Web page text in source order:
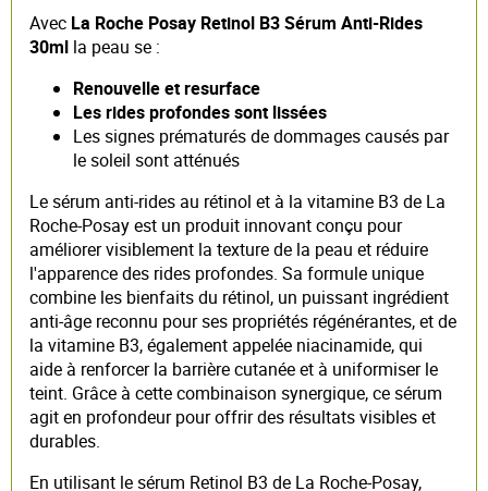
Avec La Roche Posay Retinol B3 Sérum Anti-Rides
30ml la peau se :
Renouvelle et resurface
Les rides profondes sont lissées
Les signes prématurés de dommages causés par
le soleil sont atténués
Le sérum anti-rides au rétinol et à la vitamine B3 de La
Roche-Posay est un produit innovant conçu pour
améliorer visiblement la texture de la peau et réduire
l'apparence des rides profondes. Sa formule unique
combine les bienfaits du rétinol, un puissant ingrédient
anti-âge reconnu pour ses propriétés régénérantes, et de
la vitamine B3, également appelée niacinamide, qui
aide à renforcer la barrière cutanée et à uniformiser le
teint. Grâce à cette combinaison synergique, ce sérum
agit en profondeur pour offrir des résultats visibles et
durables.
En utilisant le sérum Retinol B3 de La Roche-Posay,